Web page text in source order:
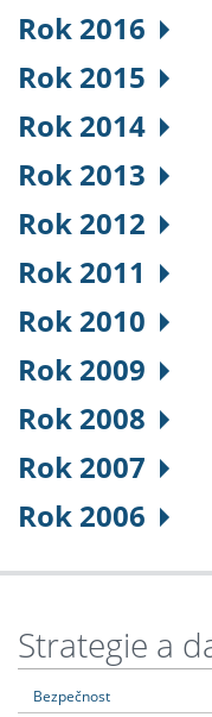
Rok 2016
Rok 2015
Rok 2014
Rok 2013
Rok 2012
Rok 2011
Rok 2010
Rok 2009
Rok 2008
Rok 2007
Rok 2006
Strategie a
Bezpečnost